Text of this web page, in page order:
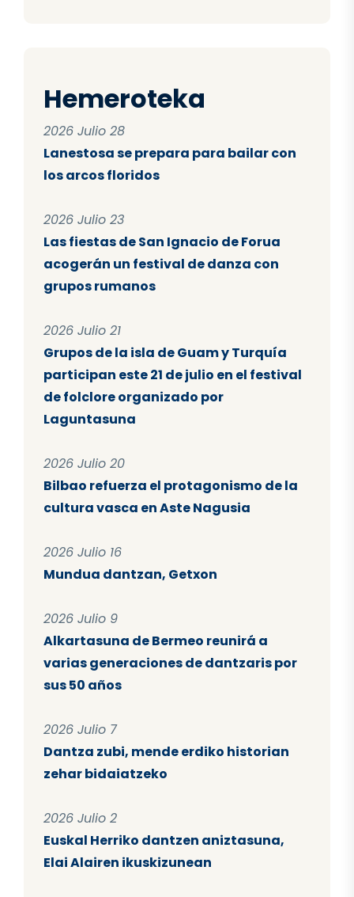
Hemeroteka
2026 Julio 28
Lanestosa se prepara para bailar con
los arcos floridos
2026 Julio 23
Las fiestas de San Ignacio de Forua
acogerán un festival de danza con
grupos rumanos
2026 Julio 21
Grupos de la isla de Guam y Turquía
participan este 21 de julio en el festival
de folclore organizado por
Laguntasuna
2026 Julio 20
Bilbao refuerza el protagonismo de la
cultura vasca en Aste Nagusia
2026 Julio 16
Mundua dantzan, Getxon
2026 Julio 9
Alkartasuna de Bermeo reunirá a
varias generaciones de dantzaris por
sus 50 años
2026 Julio 7
Dantza zubi, mende erdiko historian
zehar bidaiatzeko
2026 Julio 2
Euskal Herriko dantzen aniztasuna,
Elai Alairen ikuskizunean